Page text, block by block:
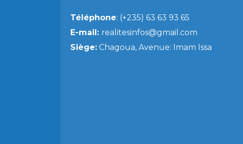
Téléphone: (+235) 63 63 93 65
E-mail: realitesinfos@gmail.com
Siège: Chagoua, Avenue: Imam Issa